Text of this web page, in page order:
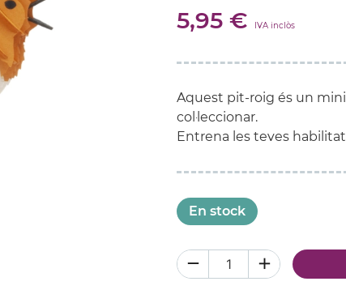
5,95 € IVA inclòs
Aquest pit-roig és un
col·leccionar.
Entrena les teves
En stock